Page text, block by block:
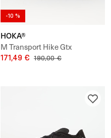
-10 %
HOKA®
M Transport Hike Gtx
171,49 € 190,00 €